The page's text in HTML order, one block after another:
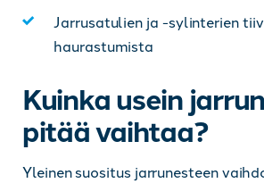
Jarrusatulien ja -sylinterien
haurastumista
Kuinka usein
pitää vaihtaa?
Yleinen suositus jarrunesteen